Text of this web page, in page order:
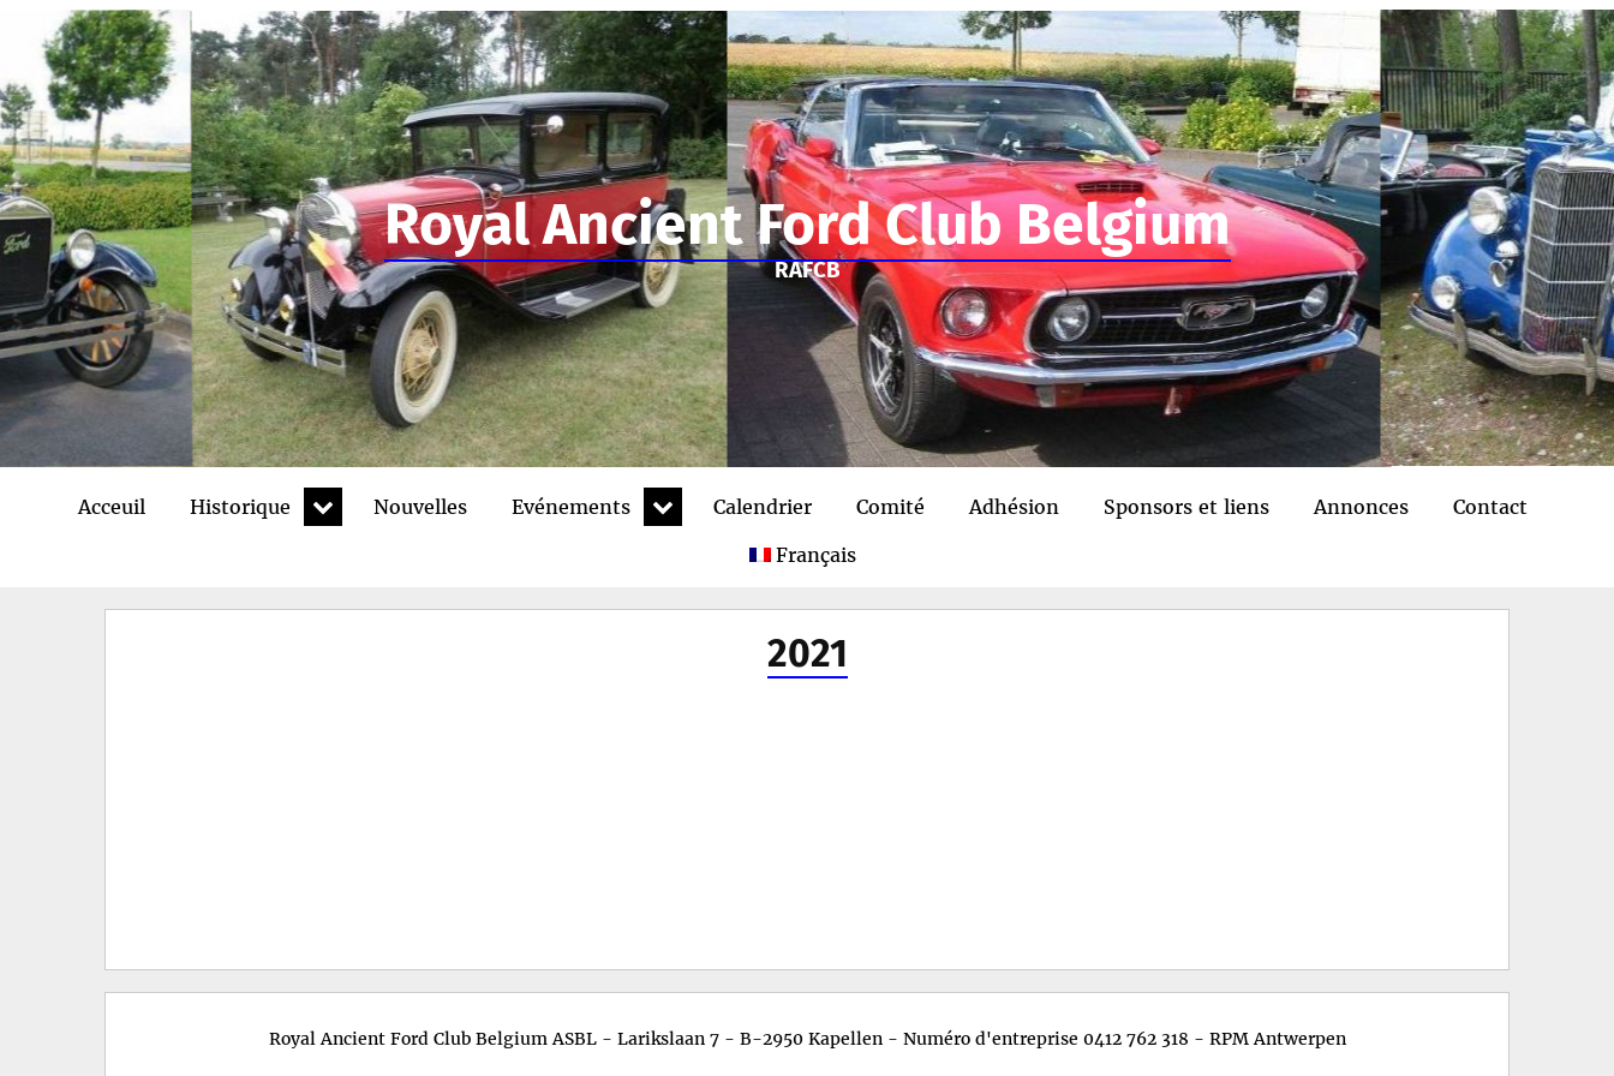
Royal Ancient Ford Club Belgium
RAFCB
Acceuil Historique
expand
child
Nouvelles Evénements
expand
child
Calendrier Comité Adhésion Sponsors et liens Annonces
Contact
Français
2021
Royal Ancient Ford Club Belgium ASBL - Larikslaan 7 - B-2950 Kapellen - Numéro d'entreprise 0412 762 318 - RPM Antwerpen